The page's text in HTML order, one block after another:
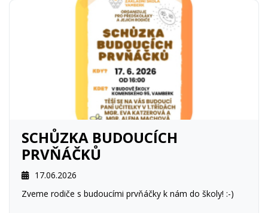
SCHŮZKA BUDOUCÍCH
PRVŇÁČKŮ
17.06.2026
Zveme rodiče s budoucími prvňáčky k nám do školy! :-)